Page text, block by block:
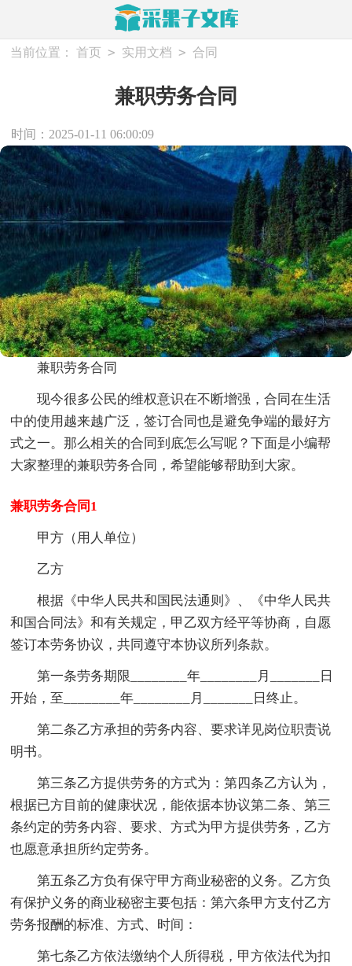
当前位置： 首页 > 实用文档 > 合同
兼职劳务合同
时间：2025-01-11 06:00:09
兼职劳务合同
现今很多公民的维权意识在不断增强，合同在生活
中的使用越来越广泛，签订合同也是避免争端的最好方
式之一。那么相关的合同到底怎么写呢？下面是小编帮
大家整理的兼职劳务合同，希望能够帮助到大家。
兼职劳务合同1
甲方（用人单位）
乙方
根据《中华人民共和国民法通则》、《中华人民共
和国合同法》和有关规定，甲乙双方经平等协商，自愿
签订本劳务协议，共同遵守本协议所列条款。
第一条劳务期限________年________月_______日
开始，至________年________月_______日终止。
第二条乙方承担的劳务内容、要求详见岗位职责说
明书。
第三条乙方提供劳务的方式为：第四条乙方认为，
根据已方目前的健康状况，能依据本协议第二条、第三
条约定的劳务内容、要求、方式为甲方提供劳务，乙方
也愿意承担所约定劳务。
第五条乙方负有保守甲方商业秘密的义务。乙方负
有保护义务的商业秘密主要包括：第六条甲方支付乙方
劳务报酬的标准、方式、时间：
第七条乙方依法缴纳个人所得税，甲方依法代为扣